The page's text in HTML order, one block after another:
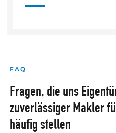
FAQ
Fragen, die uns
zuverlässiger Makler
häufig stellen